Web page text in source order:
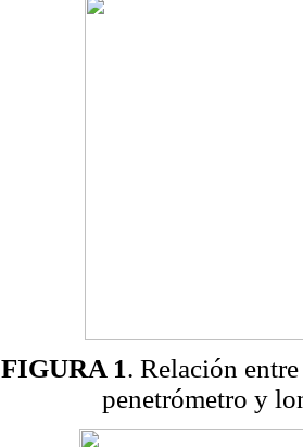
FIGURA 1. Relación
penetrómetro y